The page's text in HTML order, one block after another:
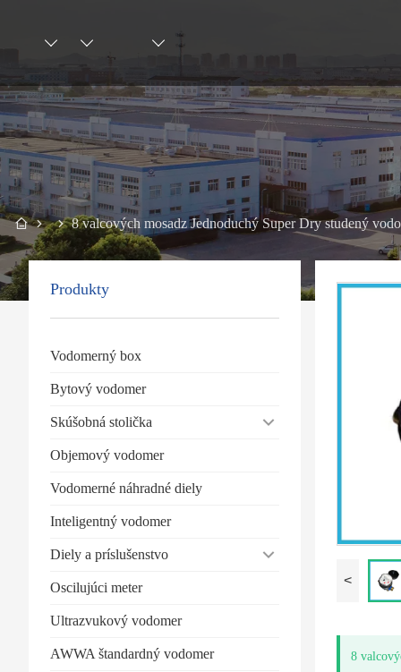
8 valcových mosadz Jednoduchý Super Dry studený
Produkty
Vodomerný box
Bytový vodomer
Skúšobná stolička
Objemový vodomer
Vodomerné náhradné diely
Inteligentný vodomer
Diely a príslušenstvo
Oscilujúci meter
Ultrazvukový vodomer
AWWA štandardný vodomer
<
8